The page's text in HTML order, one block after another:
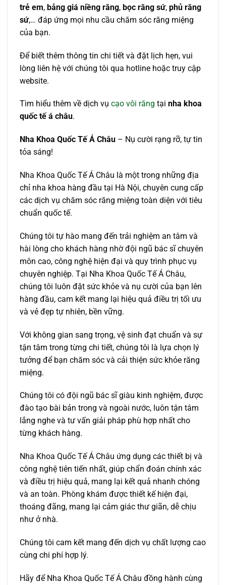
trẻ em, bảng giá niềng răng, bọc răng sứ, phủ răng
sứ,… đáp ứng mọi nhu cầu chăm sóc răng miệng
của bạn.
Để biết thêm thông tin chi tiết và đặt lịch hẹn, vui
lòng liên hệ với chúng tôi qua hotline hoặc truy cập
website.
Tìm hiểu thêm về dịch vụ cạo vôi răng tại nha khoa
quốc tế á châu.
Nha Khoa Quốc Tế Á Châu – Nụ cười rạng rỡ, tự tin
tỏa sáng!
Nha Khoa Quốc Tế Á Châu là một trong những địa
chỉ nha khoa hàng đầu tại Hà Nội, chuyên cung cấp
các dịch vụ chăm sóc răng miệng toàn diện với tiêu
chuẩn quốc tế.
Chúng tôi tự hào mang đến trải nghiệm an tâm và
hài lòng cho khách hàng nhờ đội ngũ bác sĩ chuyên
môn cao, công nghệ hiện đại và quy trình phục vụ
chuyên nghiệp. Tại Nha Khoa Quốc Tế Á Châu,
chúng tôi luôn đặt sức khỏe và nụ cười của bạn lên
hàng đầu, cam kết mang lại hiệu quả điều trị tối ưu
và vẻ đẹp tự nhiên, bền vững.
Với không gian sang trọng, vệ sinh đạt chuẩn và sự
tận tâm trong từng chi tiết, chúng tôi là lựa chọn lý
tưởng để bạn chăm sóc và cải thiện sức khỏe răng
miệng.
Chúng tôi có đội ngũ bác sĩ giàu kinh nghiệm, được
đào tạo bài bản trong và ngoài nước, luôn tận tâm
lắng nghe và tư vấn giải pháp phù hợp nhất cho
từng khách hàng.
Nha Khoa Quốc Tế Á Châu ứng dụng các thiết bị và
công nghệ tiên tiến nhất, giúp chẩn đoán chính xác
và điều trị hiệu quả, mang lại kết quả nhanh chóng
và an toàn. Phòng khám được thiết kế hiện đại,
thoáng đãng, mang lại cảm giác thư giãn, dễ chịu
như ở nhà.
Chúng tôi cam kết mang đến dịch vụ chất lượng cao
cùng chi phí hợp lý.
Hãy để Nha Khoa Quốc Tế Á Châu đồng hành cùng